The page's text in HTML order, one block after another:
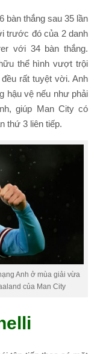
bàn thắng sau 35 lần
trước đó của 2 danh
với 34 bàn thắng.
thể hình vượt trội
rất tuyệt vời. Anh
hậu vệ nếu như phải
giúp Man City có
thứ 3 liên tiếp.
Anh ở mùa giải vừa
của Man City